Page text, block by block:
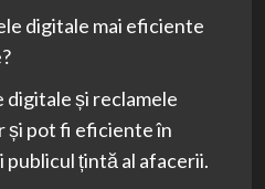
digitale mai eficiente
digitale și reclamele
și pot fi eficiente în
țintă al afacerii.